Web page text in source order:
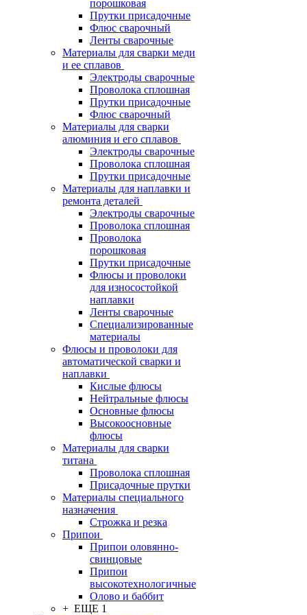
порошковая
Прутки присадочные
Флюс сварочный
Ленты сварочные
Материалы для сварки меди
и ее сплавов
Электроды сварочные
Проволока сплошная
Прутки присадочные
Флюс сварочный
Материалы для сварки
алюминия и его сплавов
Электроды сварочные
Проволока сплошная
Прутки присадочные
Материалы для наплавки и
ремонта деталей
Электроды сварочные
Проволока сплошная
Проволока
порошковая
Прутки присадочные
Флюсы и проволоки
для износостойкой
наплавки
Ленты сварочные
Специализированные
материалы
Флюсы и проволоки для
автоматической сварки и
наплавки
Кислые флюсы
Нейтральные флюсы
Основные флюсы
Высокоосновные
флюсы
Материалы для сварки
титана
Проволока сплошная
Присадочные прутки
Материалы специального
назначения
Строжка и резка
Припои
Припои оловянно-
свинцовые
Припои
высокотехнологичные
Олово и баббит
+ ЕЩЕ 1